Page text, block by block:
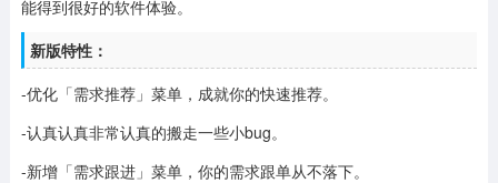
能得到很好的软件体验。
新版特性：
-优化「需求推荐」菜单，成就你的快速推荐。
-认真认真非常认真的搬走一些小bug。
-新增「需求跟进」菜单，你的需求跟单从不落下。